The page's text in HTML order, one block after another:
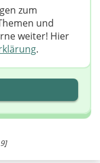
zum
und
weiter! ​Hier
.